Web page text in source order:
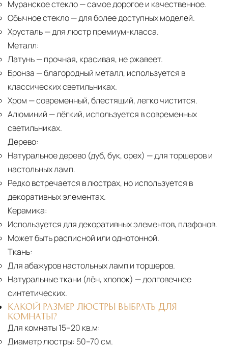
Муранское стекло— самое дорогое и качественное.
Обычное стекло— для более доступных моделей.
Хрусталь— для люстр премиум-класса.
Металл:
Латунь— прочная, красивая, не ржавеет.
Бронза — благородный металл, используется в
классических светильниках.
Хром — современный, блестящий, легко чистится.
Алюминий — лёгкий, используется в современных
светильниках.
Дерево:
Натуральное дерево (дуб, бук, орех) — для торшеров и
настольных ламп.
Редко встречается в люстрах, но используется в
декоративных элементах.
Керамика:
Используется для декоративных элементов, плафонов.
Может быть расписной или однотонной.
Ткань:
Для абажуров настольных ламп и торшеров.
Натуральные ткани (лён, хлопок) — долговечнее
синтетических.
КАКОЙ РАЗМЕР ЛЮСТРЫ ВЫБРАТЬ ДЛЯ
КОМНАТЫ?
Для комнаты 15–20 кв.м:
Диаметр люстры: 50–70 см.